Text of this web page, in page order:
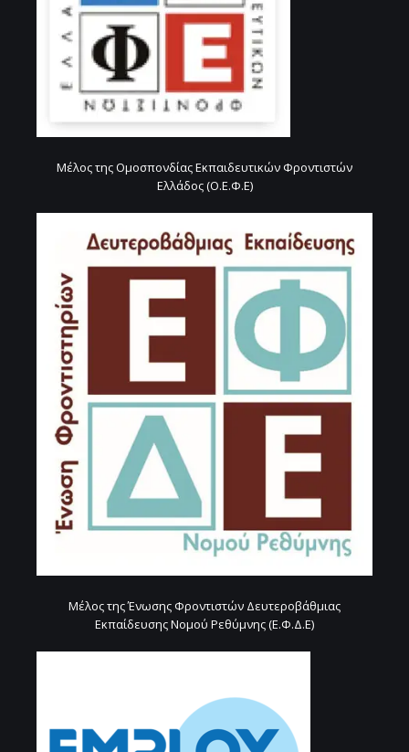
Μέλος της Ομοσπονδίας Εκπαιδευτικών Φροντιστών
Ελλάδος (Ο.Ε.Φ.Ε)
Μέλος της Ένωσης Φροντιστών Δευτεροβάθμιας
Εκπαίδευσης Νομού Ρεθύμνης (Ε.Φ.Δ.Ε)